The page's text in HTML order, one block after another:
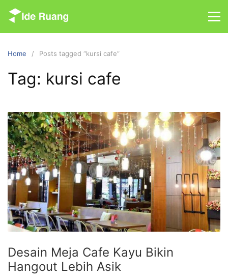
i
Home Posts tagged “kursi cafe”
Tag: kursi cafe
Desain Meja Cafe Kayu Bikin
Hangout Lebih Asik